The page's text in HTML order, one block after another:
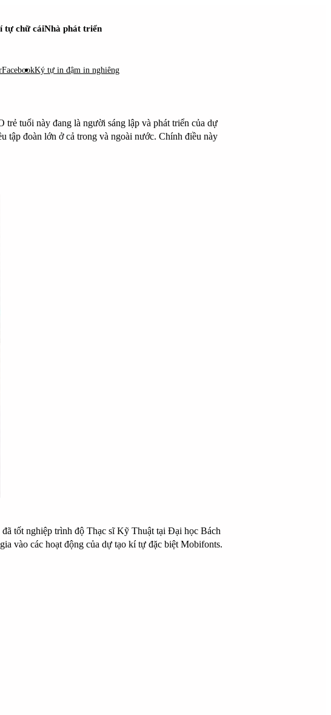
tự chữ cáiNhà phát triển
FacebookKý tự in đậm in nghiêng
tuổi này đang là người sáng lập và phát triển của dự
tập đoàn lớn ở cả trong và ngoài nước. Chính điều này
tốt nghiệp trình độ Thạc sĩ Kỹ Thuật tại Đại học Bách
vào các hoạt động của dự tạo kí tự đặc biệt Mobifonts.